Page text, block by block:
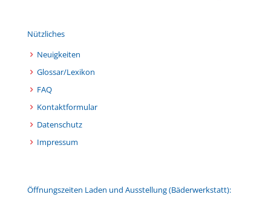
Nützliches
Neuigkeiten
Glossar/Lexikon
FAQ
Kontaktformular
Datenschutz
Impressum
Öffnungszeiten Laden und Ausstellung (Bäderwerkstatt):